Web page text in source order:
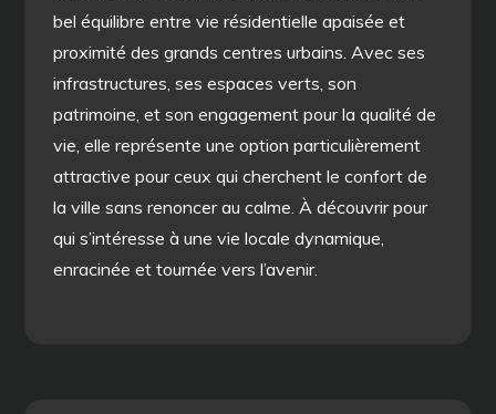
bel équilibre entre vie résidentielle apaisée et
proximité des grands centres urbains. Avec ses
infrastructures, ses espaces verts, son
patrimoine, et son engagement pour la qualité de
vie, elle représente une option particulièrement
attractive pour ceux qui cherchent le confort de
la ville sans renoncer au calme. À découvrir pour
qui s’intéresse à une vie locale dynamique,
enracinée et tournée vers l’avenir.